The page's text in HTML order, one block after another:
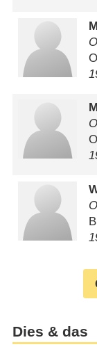
Dies & das